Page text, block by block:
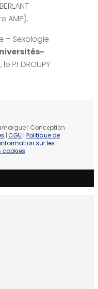
AMP).
– Sexologie
le Pr DROUPY
| Conception
|CGU | Politique de
sur les
cookies